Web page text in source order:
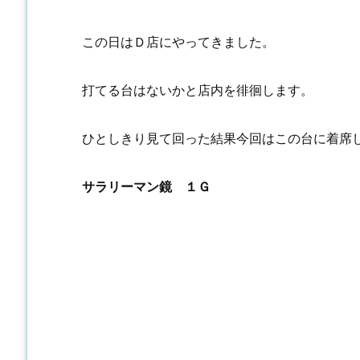
この日はＤ店にやってきました。
打てる台はないかと店内を徘徊します。
ひとしきり見て回った結果今回はこの台に着席
サラリーマン鏡 １Ｇ